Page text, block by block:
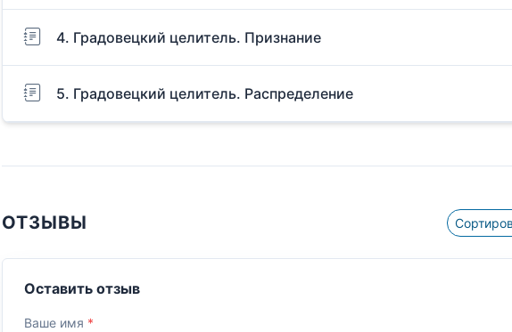
4. Градовецкий целитель. Признание
5. Градовецкий целитель. Распределение
ОТЗЫВЫ
Оставить отзыв
Ваше имя *